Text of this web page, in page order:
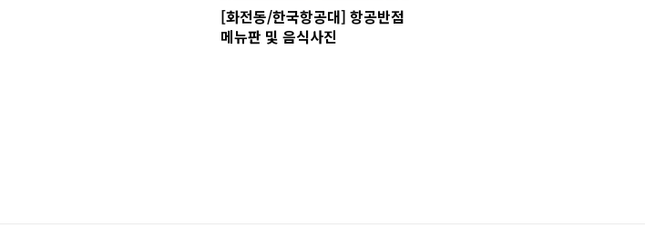
[화전동/한국항공대] 항공반점
메뉴판 및 음식사진